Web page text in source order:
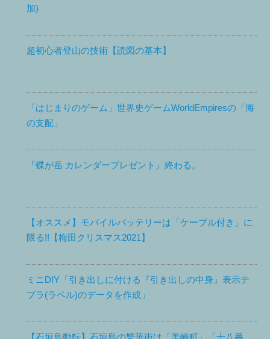
加)
超初心者登山の技術【読図の基本】
「はじまりのゲーム」世界史ゲームWorldEmpiresの「海
の支配」
『蝶が岳 カレンダープレゼント』終わる。
【オススメ】モバイルバッテリーは「ケーブル付き」に
限る!!【梅田クリスマス2021】
ミニDIY「引き出しに付ける『引き出しの中身』表示テ
プラ(ラベル)のデータを作成」
【石垣島動転】石垣島の繁華街は「美崎町」「十八番